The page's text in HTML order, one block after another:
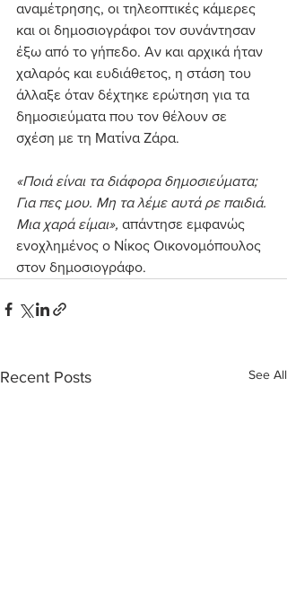
αναμέτρησης, οι τηλεοπτικές κάμερες
και οι δημοσιογράφοι τον συνάντησαν
έξω από το γήπεδο. Αν και αρχικά ήταν
χαλαρός και ευδιάθετος, η στάση του
άλλαξε όταν δέχτηκε ερώτηση για τα
δημοσιεύματα που τον θέλουν σε
σχέση με τη Ματίνα Ζάρα.
«Ποιά είναι τα διάφορα δημοσιεύματα;
Για πες μου. Μη τα λέμε αυτά ρε παιδιά.
Μια χαρά είμαι», απάντησε εμφανώς
ενοχλημένος ο Νίκος Οικονομόπουλος
στον δημοσιογράφο.
Recent Posts See All